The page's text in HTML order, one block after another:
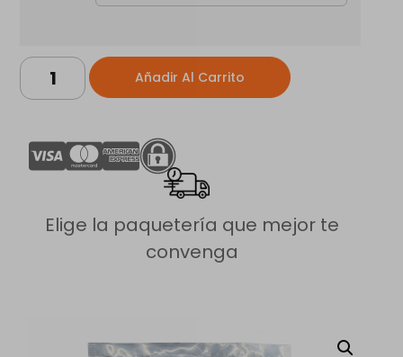
Añadir Al Carrito
Elige la paquetería que mejor te
convenga